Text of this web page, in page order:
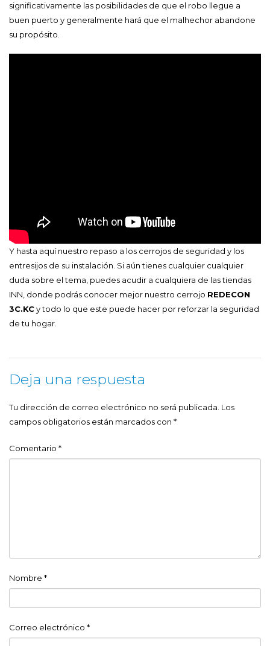
significativamente las posibilidades de que el robo llegue a
buen puerto y generalmente hará que el malhechor abandone
su propósito.
Y hasta aquí nuestro repaso a los cerrojos de seguridad y los
entresijos de su instalación. Si aún tienes cualquier cualquier
duda sobre el tema, puedes acudir a cualquiera de las tiendas
INN, donde podrás conocer mejor nuestro cerrojo REDECON
3C.KCy todo lo que este puede hacer por reforzar la seguridad
de tu hogar.
Deja una respuesta
Tu dirección de correo electrónico no será publicada. Los
campos obligatorios están marcados con *
Comentario *
Nombre *
Correo electrónico *